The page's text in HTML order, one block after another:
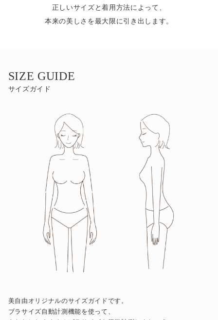
正しいサイズと着用方法によって、
本来の美しさを最大限に引き出します。
SIZE GUIDE
サイズガイド
美自由オリジナルのサイズガイドです。
ブラサイズ自動計測機能を使って、